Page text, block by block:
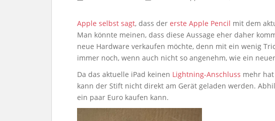
Apple selbst sagt, dass der erste Apple Pencil mit dem
Man könnte meinen, dass diese Aussage eher daher
neue Hardware verkaufen möchte, denn mit ein wenig
immer noch, wenn auch nicht so angenehm, wie ein
Da das aktuelle iPad keinen Lightning-Anschluss mehr
kann der Stift nicht direkt am Gerät geladen werden.
ein paar Euro kaufen kann.